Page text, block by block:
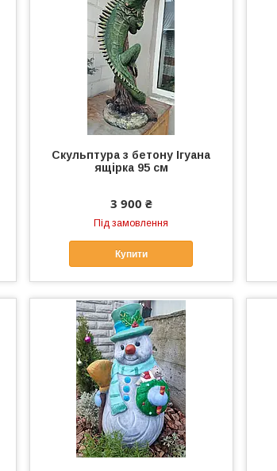
Скульптура з бетону Ігуана
ящірка 95 см
3 900 ₴
Під замовлення
Купити